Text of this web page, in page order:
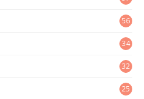
56
34
32
25